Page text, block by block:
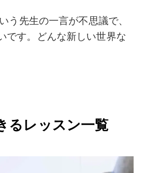
う先生の一言が不思議で、
です。どんな新しい世界な
るレッスン一覧